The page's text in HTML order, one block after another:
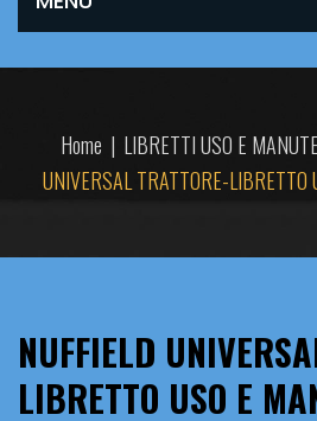
Home | LIBRETTI USO E
UNIVERSAL TRATTORE-LIBRETTO
NUFFIELD
LIBRETTO USO E